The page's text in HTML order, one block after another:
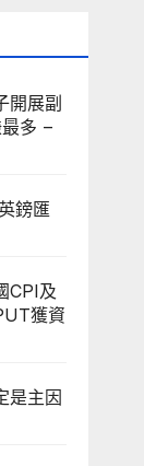
開展副
多 –
鎊匯
CPI及
獲資
是主因